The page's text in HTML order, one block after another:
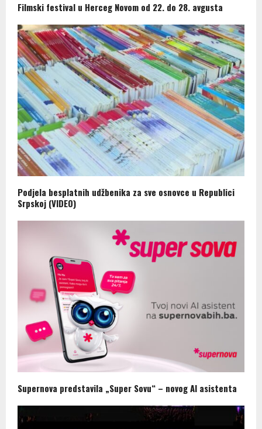
Filmski festival u Herceg Novom od 22. do 28. avgusta
Podjela besplatnih udžbenika za sve osnovce u Republici
Srpskoj (VIDEO)
Supernova predstavila „Super Sovu“ – novog AI asistenta